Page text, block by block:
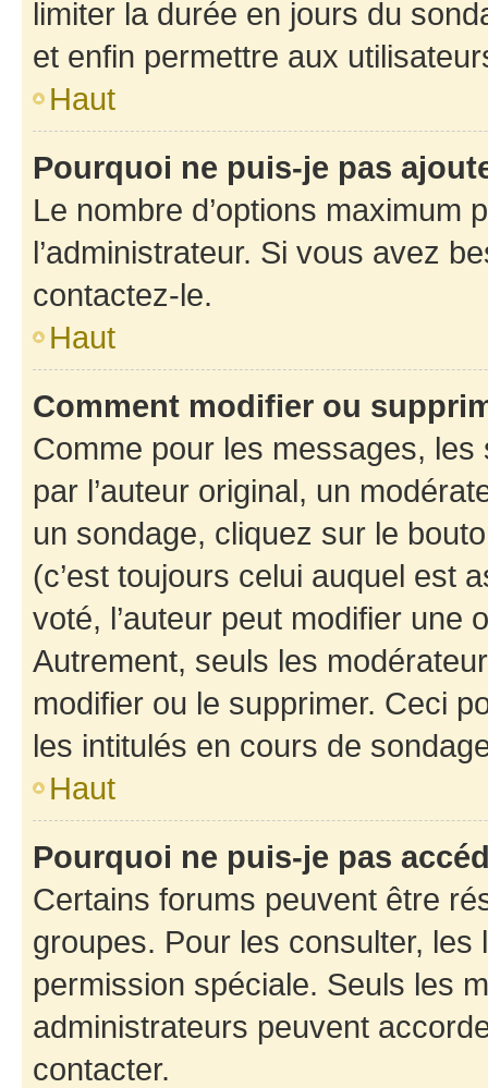
limiter la durée en jours du
et enfin permettre aux
Haut
Pourquoi ne puis-je pas
Le nombre d’options maximum
l’administrateur. Si vous avez
contactez-le.
Haut
Comment modifier ou
Comme pour les messages,
par l’auteur original, un
un sondage, cliquez sur le
(c’est toujours celui auquel est
voté, l’auteur peut modifier une
Autrement, seuls les
modifier ou le supprimer. Ceci
les intitulés en cours de
Haut
Pourquoi ne puis-je pas
Certains forums peuvent être
groupes. Pour les consulter,
permission spéciale. Seuls les
administrateurs peuvent
contacter.